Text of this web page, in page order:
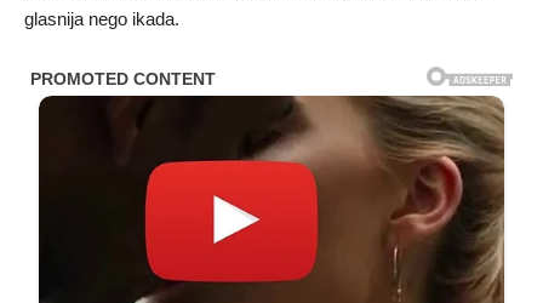
glasnija nego ikada.